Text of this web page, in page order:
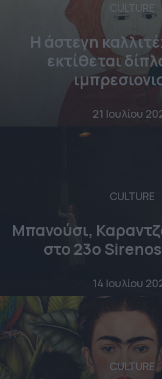
CULTURE
Η άστεγη
εκτίθεται
21 Ιουλίου
CULTURE
Μπανούσι,
στο 23o
14 Ιουλίου
CULTURE